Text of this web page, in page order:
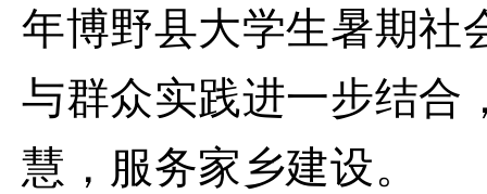
年博野县大学生暑期社
与群众实践进一步结合
慧，服务家乡建设。